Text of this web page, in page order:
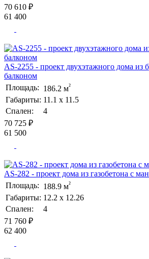
70 610 ₽
61 400
AS-2255 - проект двухэтажного дома из
балконом
Площадь: 186.2 м²
Габариты: 11.1 х 11.5
Спален:
4
70 725 ₽
61 500
AS-282 - проект дома из газобетона с
Площадь: 188.9 м²
Габариты: 12.2 х 12.26
Спален:
4
71 760 ₽
62 400